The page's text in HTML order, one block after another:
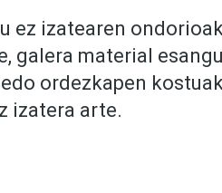
ez izatearen
galera material
ordezkapen
izatera arte.